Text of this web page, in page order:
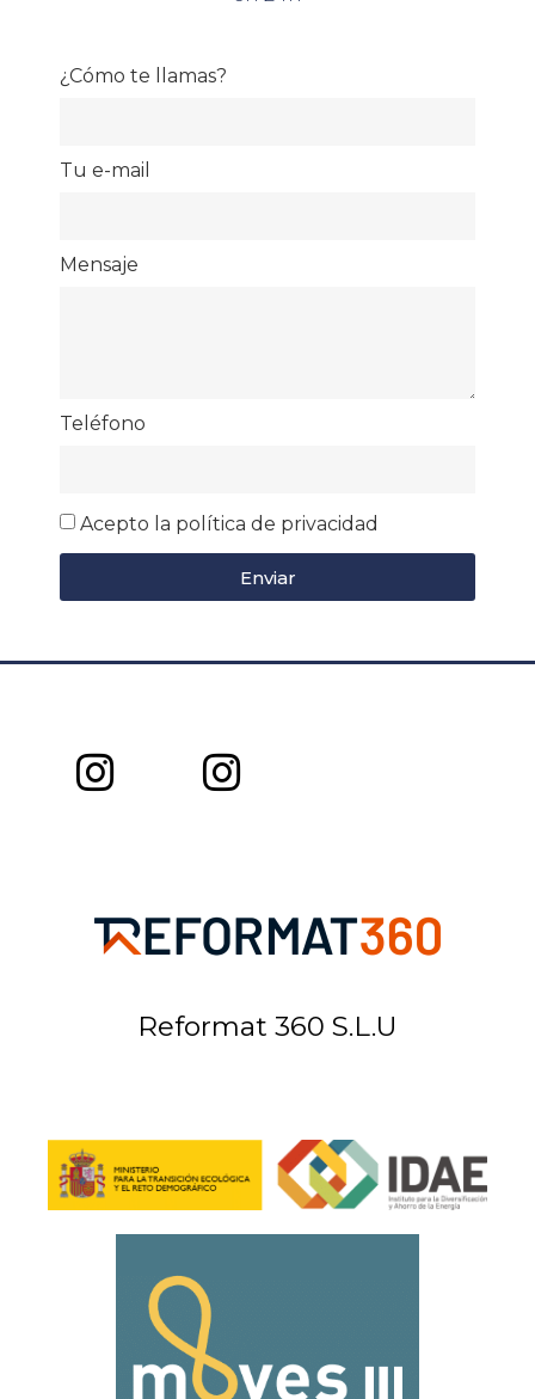
¿Cómo te llamas?
Tu e-mail
Mensaje
Teléfono
Acepto la política de privacidad
Enviar
Reformat 360 S.L.U